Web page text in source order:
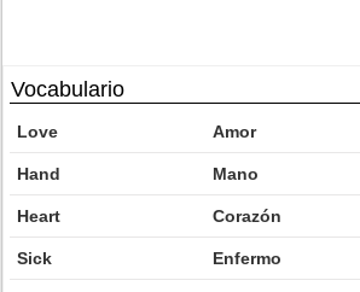
Vocabulario
Love Amor
Hand Mano
Heart Corazón
Sick Enfermo